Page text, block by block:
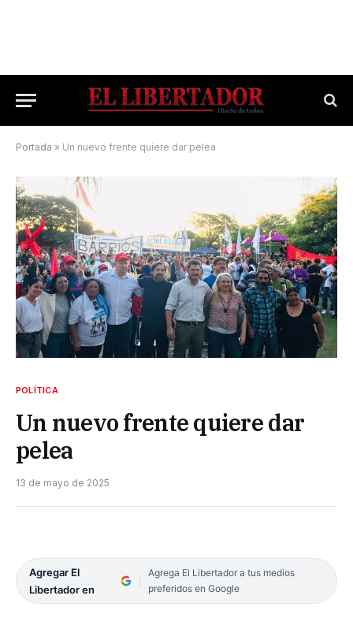
Portada » Un nuevo frente quiere dar pelea
POLÍTICA
Un nuevo frente quiere dar
pelea
13 de mayo de 2025
Agregar El
Libertador en
Agrega El Libertador a tus medios
preferidos en Google